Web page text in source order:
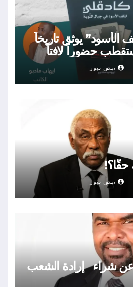
الأسود” يوثق تاريخاً
حضوراً لافتاً
نبض نيوز
حقًّا؟!
نبض نيوز
لقد عجز المال عن شراء إرادة الشعب